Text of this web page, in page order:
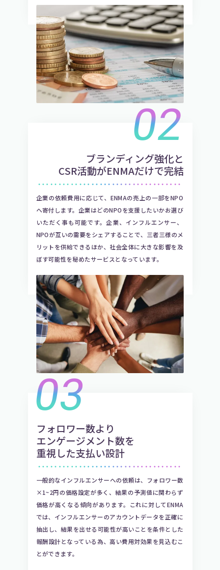
02
ブランディング強化と
CSR活動がENMAだけで完結
・・・・・・・・・・・・・・・・・・・・・・・・・・・・・・・・・・・
企業の依頼費用に応じて、ENMAの売上の一部をNPO
へ寄付します。企業はどのNPOを支援したいかお選び
いただく事も可能です。企業、インフルエンサー、
NPOが互いの需要をシェアすることで、三者三様のメ
リットを供給できるほか、社会全体に大きな影響を及
ぼす可能性を秘めたサービスとなっています。
03
フォロワー数より
エンゲージメント数を
重視した支払い設計
・・・・・・・・・・・・・・・・・・・・・・・・・・・・・・・・・・・
一般的なインフルエンサーへの依頼は、フォロワー数
×1~2円の価格設定が多く、結果の予測値に関わらず
価格が高くなる傾向があります。これに対してENMA
では、インフルエンサーのアカウントデータを正確に
抽出し、結果を出せる可能性が高いことを条件とした
報酬設計となっている為、高い費用対効果を見込むこ
とができます。